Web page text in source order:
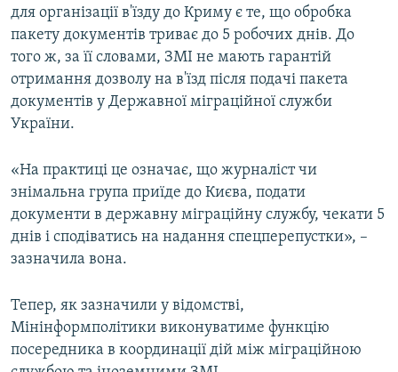
для організації в'їзду до Криму є те, що обробка
пакету документів триває до 5 робочих днів. До
того ж, за її словами, ЗМІ не мають гарантій
отримання дозволу на в'їзд після подачі пакета
документів у Державної міграційної служби
України.
«На практиці це означає, що журналіст чи
знімальна група приїде до Києва, подати
документи в державну міграційну службу, чекати 5
днів і сподіватись на надання спецперепустки», –
зазначила вона.
Тепер, як зазначили у відомстві,
Мінінформполітики виконуватиме функцію
посередника в координації дій між міграційною